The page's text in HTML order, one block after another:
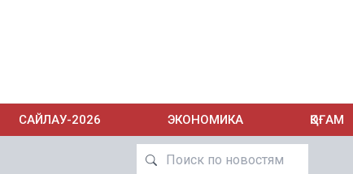
САЙЛАУ-2026 ЭКОНОМИКА ҚОҒАМ